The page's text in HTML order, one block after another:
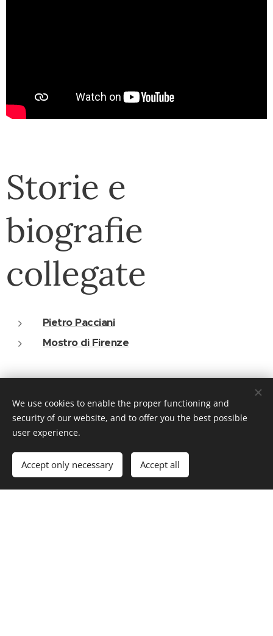
Storie e
biografie
collegate
Pietro Pacciani
Mostro di Firenze
Coniglio il
martedi, foto
We use cookies to enable the proper functioning and
security of our website, and to offer you the best possible
user experience.
Accept only necessary Accept all